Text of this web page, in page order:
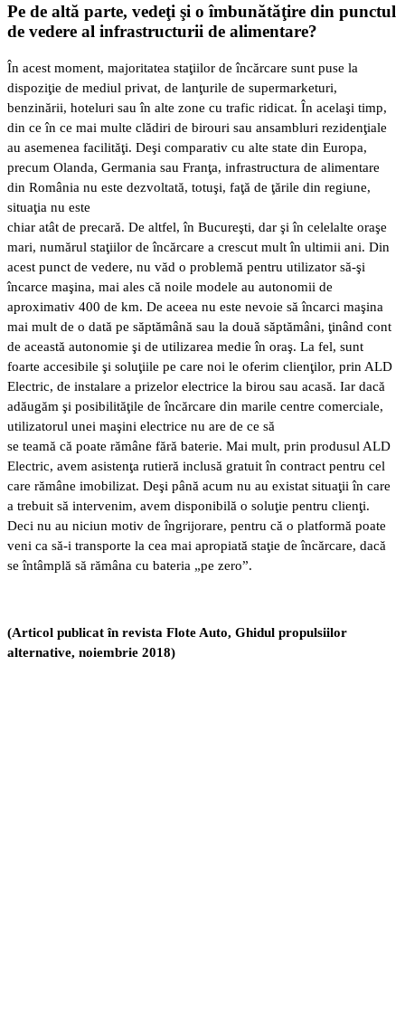
Pe de altă parte, vedeţi şi o îmbunătăţire din punctul
de vedere al infrastructurii de alimentare?
În acest moment, majoritatea staţiilor de încărcare sunt puse la
dispoziţie de mediul privat, de lanţurile de supermarketuri,
benzinării, hoteluri sau în alte zone cu trafic ridicat. În acelaşi timp,
din ce în ce mai multe clădiri de birouri sau ansambluri rezidenţiale
au asemenea facilităţi. Deşi comparativ cu alte state din Europa,
precum Olanda, Germania sau Franţa, infrastructura de alimentare
din România nu este dezvoltată, totuşi, faţă de ţările din regiune,
situaţia nu este
chiar atât de precară. De altfel, în Bucureşti, dar şi în celelalte oraşe
mari, numărul staţiilor de încărcare a crescut mult în ultimii ani. Din
acest punct de vedere, nu văd o problemă pentru utilizator să-şi
încarce maşina, mai ales că noile modele au autonomii de
aproximativ 400 de km. De aceea nu este nevoie să încarci maşina
mai mult de o dată pe săptămână sau la două săptămâni, ţinând cont
de această autonomie şi de utilizarea medie în oraş. La fel, sunt
foarte accesibile şi soluţiile pe care noi le oferim clienţilor, prin ALD
Electric, de instalare a prizelor electrice la birou sau acasă. Iar dacă
adăugăm şi posibilităţile de încărcare din marile centre comerciale,
utilizatorul unei maşini electrice nu are de ce să
se teamă că poate rămâne fără baterie. Mai mult, prin produsul ALD
Electric, avem asistenţa rutieră inclusă gratuit în contract pentru cel
care rămâne imobilizat. Deşi până acum nu au existat situaţii în care
a trebuit să intervenim, avem disponibilă o soluţie pentru clienţi.
Deci nu au niciun motiv de îngrijorare, pentru că o platformă poate
veni ca să-i transporte la cea mai apropiată staţie de încărcare, dacă
se întâmplă să rămâna cu bateria „pe zero”.
(Articol publicat în revista Flote Auto, Ghidul propulsiilor
alternative, noiembrie 2018)